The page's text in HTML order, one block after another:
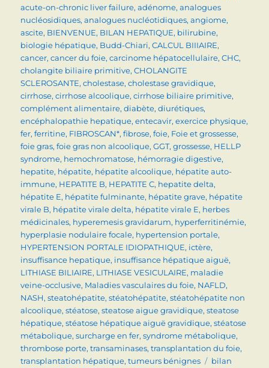
le
acute-on-chronic liver failure,adénome,analogues
nucléosidiques,analogues nucléotidiques,angiome,
ascite, BIENVENUE, BILAN HEPATIQUE, bilirubine,
biologie hépatique, Budd-Chiari,CALCUL BIIIAIRE,
cancer,cancer du foie,carcinome hépatocellulaire,CHC,
cholangite biliaire primitive,CHOLANGITE
SCLEROSANTE,cholestase,cholestase gravidique,
cirrhose,cirrhose alcoolique,cirrhose biliaire primitive,
complément alimentaire,diabète,diurétiques,
encéphalopathie hepatique,entecavir,exercice physique,
fer,ferritine, FIBROSCAN*,fibrose,foie, Foie et grossesse,
foie gras,foie gras non alcoolique,GGT,grossesse, HELLP
syndrome, hemochromatose, hémorragie digestive,
hepatite, hépatite, hépatite alcoolique, hépatite auto-
immune, HEPATITE B, HEPATITE C, hepatite delta,
hépatite E, hépatite fulminante, hépatite grave, hépatite
virale B, hépatite virale delta, hépatite virale E, herbes
médicinales, hyperemesis gravidarum, hyperferritinémie,
hyperplasie nodulaire focale, hypertension portale,
HYPERTENSION PORTALE IDIOPATHIQUE, ictère,
insuffisance hepatique, insuffisance hépatique aiguë,
LITHIASE BILIAIRE, LITHIASE VESICULAIRE, maladie
veine-occlusive, Maladies vasculaires du foie, NAFLD,
NASH,steatohépatite,stéatohépatite,stéatohépatite non
alcoolique,stéatose,steatose aigue gravidique,steatose
hépatique,stéatose hépatique aiguë gravidique,stéatose
métabolique,surcharge en fer,syndrome métabolique,
thrombose porte,transaminases,transplantation du foie,
transplantation hépatique,tumeurs bénignes Étiquettes
bilan